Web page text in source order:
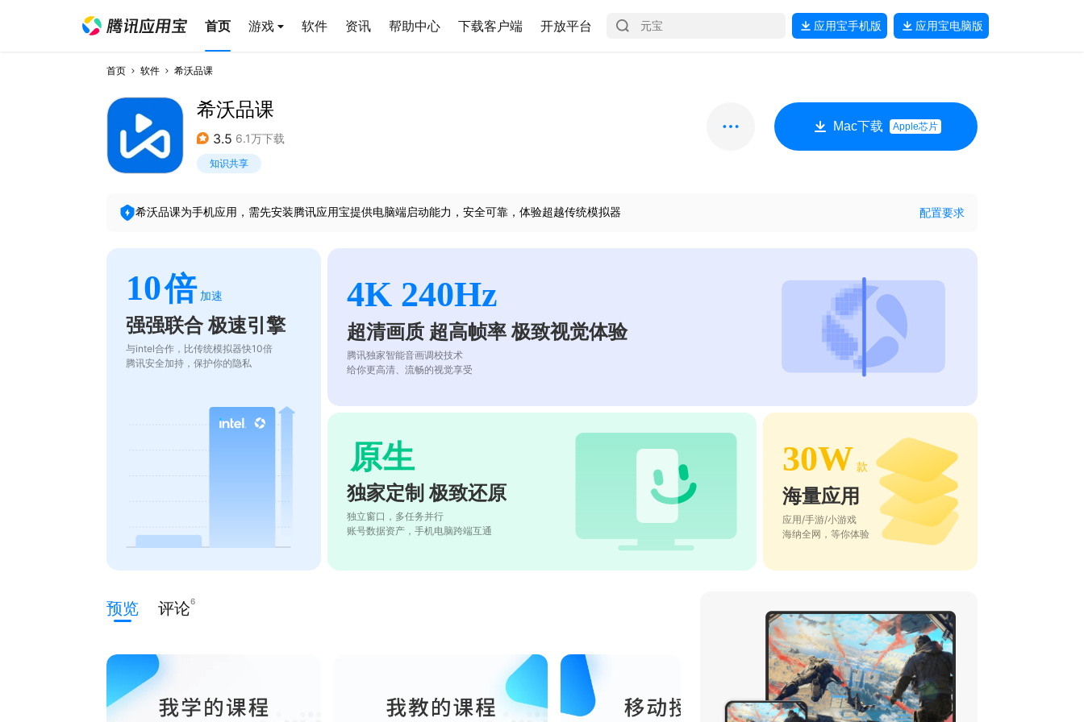
首页 游戏 软件 资讯 帮助中心 下载客户端 开放平台 应用宝手机版 应用宝电脑版
首页 软件 希沃品课
希沃品课
3.5 6.1万下载
知识共享
Mac下载 Apple芯片
希沃品课为手机应用，需先安装腾讯应用宝提供电脑端启动能力，安全可靠，体验超越传统模拟器 配置要求
10倍 加速
强强联合 极速引擎
与intel合作，比传统模拟器快10倍
腾讯安全加持，保护你的隐私
4K 240Hz
超清画质 超高帧率 极致视觉体验
腾讯独家智能音画调校技术
给你更高清、流畅的视觉享受
原生
独家定制 极致还原
独立窗口，多任务并行
账号数据资产，手机电脑跨端互通
30W 款
海量应用
应用/手游/小游戏
海纳全网，等你体验
预览 评论6